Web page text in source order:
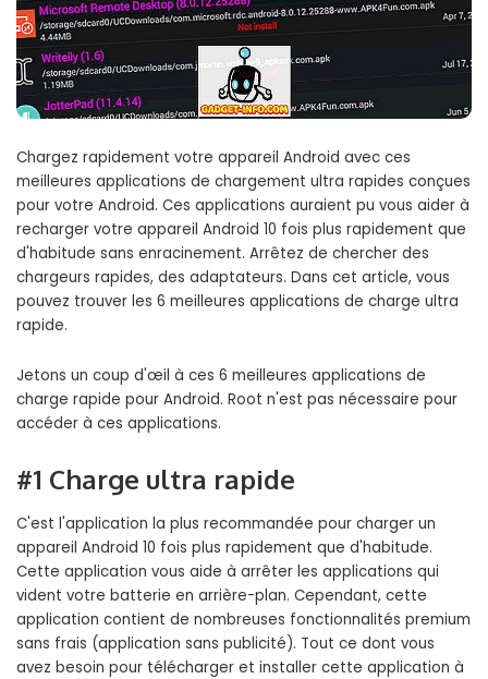
Chargez rapidement votre appareil Android avec ces
meilleures applications de chargement ultra rapides conçues
pour votre Android. Ces applications auraient pu vous aider à
recharger votre appareil Android 10 fois plus rapidement que
d'habitude sans enracinement. Arrêtez de chercher des
chargeurs rapides, des adaptateurs. Dans cet article, vous
pouvez trouver les 6 meilleures applications de charge ultra
rapide.
Jetons un coup d'œil à ces 6 meilleures applications de
charge rapide pour Android. Root n'est pas nécessaire pour
accéder à ces applications.
#1 Charge ultra rapide
C'est l'application la plus recommandée pour charger un
appareil Android 10 fois plus rapidement que d'habitude.
Cette application vous aide à arrêter les applications qui
vident votre batterie en arrière-plan. Cependant, cette
application contient de nombreuses fonctionnalités premium
sans frais (application sans publicité). Tout ce dont vous
avez besoin pour télécharger et installer cette application à